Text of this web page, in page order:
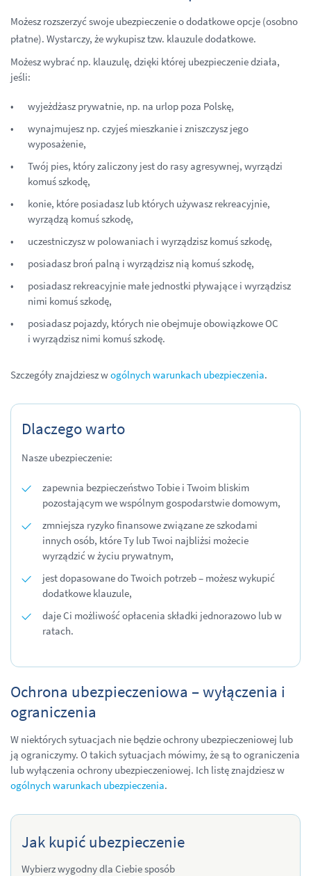
Możesz rozszerzyć swoje ubezpieczenie o dodatkowe opcje (osobno
płatne). Wystarczy, że wykupisz tzw. klauzule dodatkowe.
Możesz wybrać np. klauzulę, dzięki której ubezpieczenie działa,
jeśli:
wyjeżdżasz prywatnie, np. na urlop poza Polskę,
wynajmujesz np. czyjeś mieszkanie i zniszczysz jego
wyposażenie,
Twój pies, który zaliczony jest do rasy agresywnej, wyrządzi
komuś szkodę,
konie, które posiadasz lub których używasz rekreacyjnie,
wyrządzą komuś szkodę,
uczestniczysz w polowaniach i wyrządzisz komuś szkodę,
posiadasz broń palną i wyrządzisz nią komuś szkodę,
posiadasz rekreacyjnie małe jednostki pływające i wyrządzisz
nimi komuś szkodę,
posiadasz pojazdy, których nie obejmuje obowiązkowe OC
i wyrządzisz nimi komuś szkodę.
Szczegóły znajdziesz wogólnych warunkach ubezpieczenia.
Dlaczego warto
Nasze ubezpieczenie:
zapewnia bezpieczeństwo Tobie i Twoim bliskim
pozostającym we wspólnym gospodarstwie domowym,
zmniejsza ryzyko finansowe związane ze szkodami
innych osób, które Ty lub Twoi najbliżsi możecie
wyrządzić w życiu prywatnym,
jest dopasowane do Twoich potrzeb – możesz wykupić
dodatkowe klauzule,
daje Ci możliwość opłacenia składki jednorazowo lub w
ratach.
Ochrona ubezpieczeniowa – wyłączenia i
ograniczenia
W niektórych sytuacjach nie będzie ochrony ubezpieczeniowej lub
ją ograniczymy. O takich sytuacjach mówimy, że są to ograniczenia
lub wyłączenia ochrony ubezpieczeniowej. Ich listę znajdziesz w
ogólnych warunkach ubezpieczenia.
Jak kupić ubezpieczenie
Wybierz wygodny dla Ciebie sposób